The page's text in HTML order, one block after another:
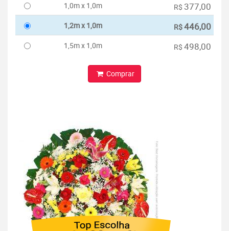
1,0m x 1,0m
R$ 377,00
1,2m x 1,0m R$446,00
1,5m x 1,0m R$ 498,00
Comprar